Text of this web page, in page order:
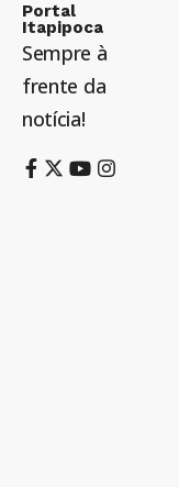
Portal
Itapipoca
Sempre à
frente da
notícia!